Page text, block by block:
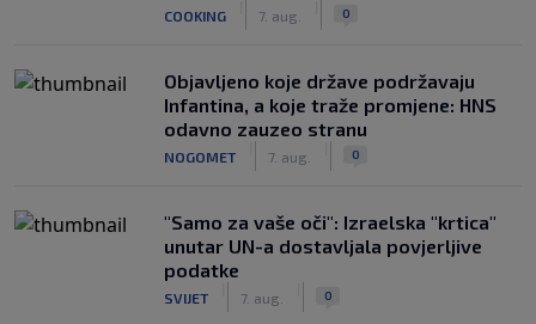
COOKING 7. aug. 0
Objavljeno koje države podržavaju
Infantina, a koje traže promjene: HNS
odavno zauzeo stranu
NOGOMET 7. aug. 0
"Samo za vaše oči": Izraelska "krtica"
unutar UN-a dostavljala povjerljive
podatke
SVIJET 7. aug. 0